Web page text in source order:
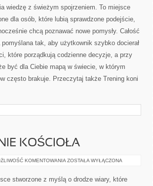
wiedzę z świeżym spojrzeniem. To miejsce
dla osób, które lubią sprawdzone podejście,
chcą poznawać nowe pomysły. Całość
pomyślana tak, aby użytkownik szybko docierał
które porządkują codzienne decyzje, a przy
być dla Ciebie mapą w świecie, w którym
często brakuje. Przeczytaj także Trening koni
KOŚCIOŁA
KOMENTOWANIA KATECHEZA
KOŚCIOŁA
ZOSTAŁA WYŁĄCZONA
stworzone z myślą o drodze wiary, które